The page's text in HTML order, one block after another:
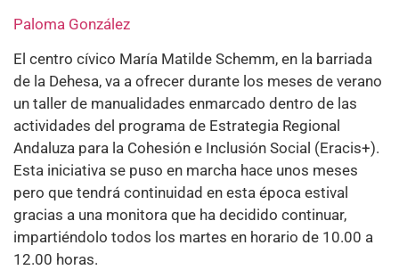
Paloma González
El centro cívico María Matilde Schemm, en la barriada
de la Dehesa, va a ofrecer durante los meses de verano
un taller de manualidades enmarcado dentro de las
actividades del programa de Estrategia Regional
Andaluza para la Cohesión e Inclusión Social (Eracis+).
Esta iniciativa se puso en marcha hace unos meses
pero que tendrá continuidad en esta época estival
gracias a una monitora que ha decidido continuar,
impartiéndolo todos los martes en horario de 10.00 a
12.00 horas.